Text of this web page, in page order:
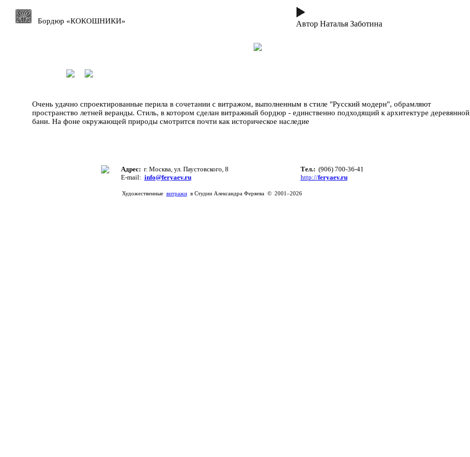
Бордюр «КОКОШНИКИ»
Автор Наталья Заботина
Очень удачно спроектированные перила в сочетании с витражом, выполненным в стиле "Русский модерн", обрамляют
пространство летней веранды. Стиль, в котором сделан витражный бордюр - единственно подходящий к архитектуре деревянной
бани. На фоне окружающей природы смотрится почти как историческое наследие
Адрес: г. Москва, ул. Паустовского, 8
E-mail: info@feryaev.ru
Тел.: (906) 700-36-41
http://feryaev.ru
Художественные витражи в Студии Александра Феряева © 2001–2026